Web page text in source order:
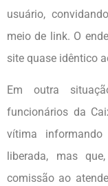
usuário,
meio de link. O
site quase idêntico
Em outra
funcionários da
vítima
liberada, mas
comissão ao